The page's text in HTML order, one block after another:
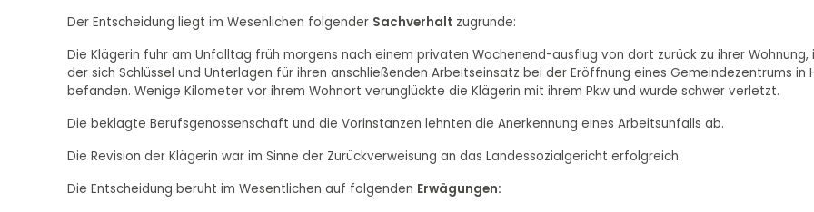
Der Entscheidung liegt im Wesenlichen folgender Sachverhalt zugrunde:
Die Klägerin fuhr am Unfalltag früh morgens nach einem privaten Wochenend-ausflug von dort zurück zu ihrer Wohnung,
der sich Schlüssel und Unterlagen für ihren anschließenden Arbeitseinsatz bei der Eröffnung eines Gemeindezentrums in
befanden. Wenige Kilometer vor ihrem Wohnort verunglückte die Klägerin mit ihrem Pkw und wurde schwer verletzt.
Die beklagte Berufsgenossenschaft und die Vorinstanzen lehnten die Anerkennung eines Arbeitsunfalls ab.
Die Revision der Klägerin war im Sinne der Zurückverweisung an das Landessozialgericht erfolgreich.
Die Entscheidung beruht im Wesentlichen auf folgenden Erwägungen: